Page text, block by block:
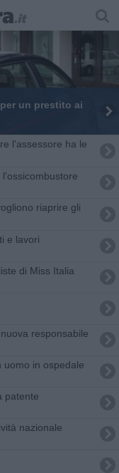
un prestito ai
l'assessore ha le
riaprire gli
e lavori
di Miss Italia
responsabile
uomo in ospedale
patente
nazionale